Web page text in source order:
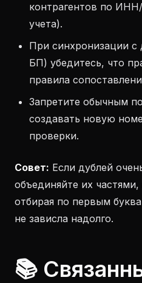
контрагентов по
учета).
При синхронизации с
БП) убедитесь, что
правила
Запретите обычным
создавать новую
проверки.
Совет: Если дублей
объединяйте их
отбирая по первым
не зависла надолго.
📚